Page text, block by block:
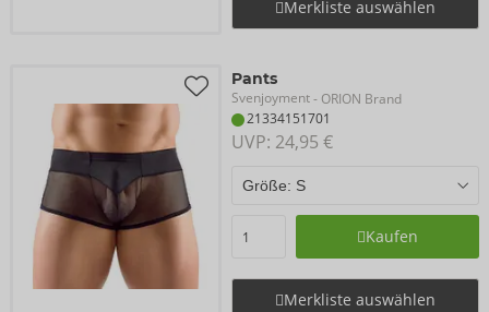
Merkliste auswählen
Pants
Svenjoyment- ORION Brand
21334151701
UVP: 24,95 €
Kaufen
Merkliste auswählen